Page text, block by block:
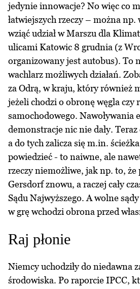
jedynie innowacje? No więc co
łatwiejszych rzeczy – można np.
wziąć udział w Marszu dla
ulicami Katowic 8 grudnia (z
organizowany jest autobus). To
wachlarz możliwych działań.
za Odrą, w kraju, który również
jeżeli chodzi o obronę węgla czy
samochodowego. Nawoływania
demonstracje nic nie dały.
a do tych zalicza się m.in.
powiedzieć - to naiwne, ale
rzeczy niemożliwe, jak np. to, że
Gersdorf znowu, a raczej cały
Sądu Najwyższego. A wolne
w grę wchodzi obrona przed
Raj płonie
Niemcy uchodziły do niedawna
środowiska. Po raporcie IPCC,